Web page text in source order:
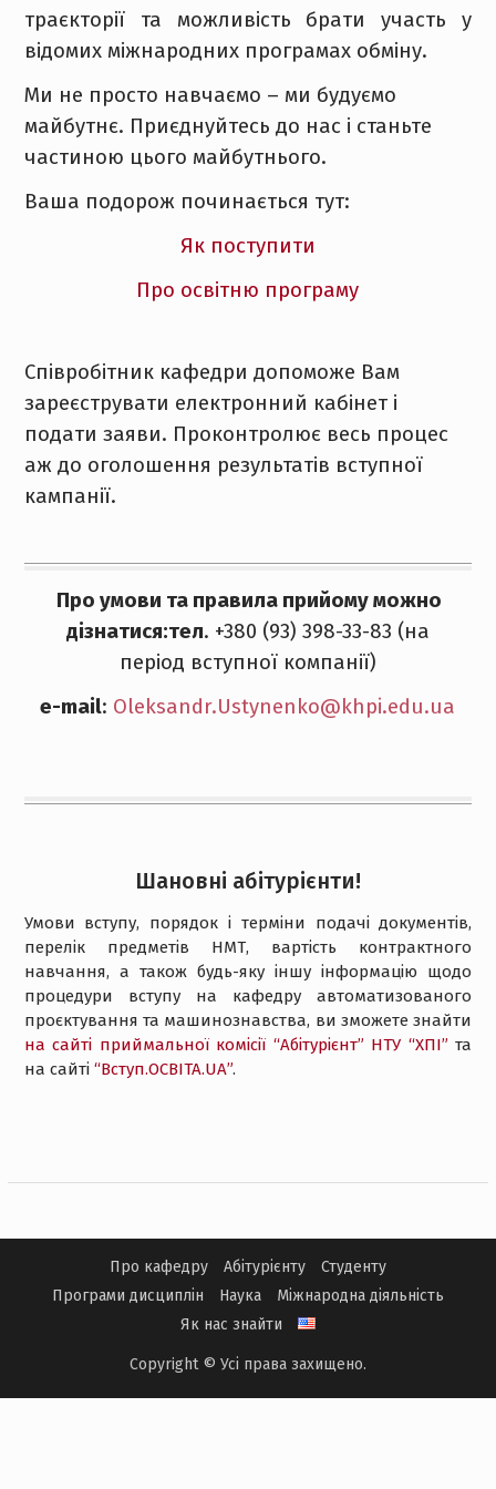
траєкторії та можливість брати участь у
відомих міжнародних програмах обміну.
Ми не просто навчаємо – ми будуємо
майбутнє. Приєднуйтесь до нас і станьте
частиною цього майбутнього.
Ваша подорож починається тут:
Як поступити
Про освітню програму
Співробітник кафедри допоможе Вам
зареєструвати електронний кабінет і
подати заяви. Проконтролює весь процес
аж до оголошення результатів вступної
кампанії.
Про умови та правила прийому можно
дізнатися:тел. +380 (93) 398-33-83 (на
період вступної компанії)
e-mail: Oleksandr.Ustynenko@khpi.edu.ua
Шановні абітурієнти!
Умови вступу, порядок і терміни подачі документів,
перелік предметів НМТ, вартість контрактного
навчання, а також будь-яку іншу інформацію щодо
процедури вступу на кафедру автоматизованого
проєктування та машинознавства, ви зможете знайти
на сайті приймальної комісії “Абітурієнт” НТУ “ХПІ” та
на сайті “Вступ.ОСВІТА.UA”.
Про кафедру Абітурієнту
Студенту
Програми дисциплін
Наука
Міжнародна діяльність
Як нас знайти
Copyright © Усі права захищено.